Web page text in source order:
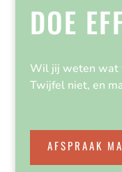
DOE
Wil jij weten wat
Twijfel niet, en
AFSPRAAK